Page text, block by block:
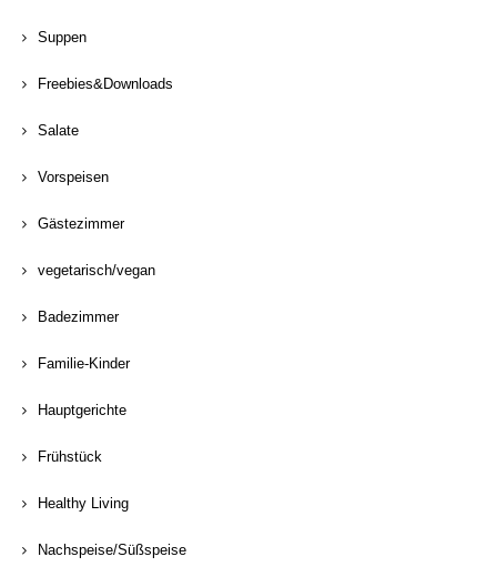
Suppen
Freebies&Downloads
Salate
Vorspeisen
Gästezimmer
vegetarisch/vegan
Badezimmer
Familie-Kinder
Hauptgerichte
Frühstück
Healthy Living
Nachspeise/Süßspeise